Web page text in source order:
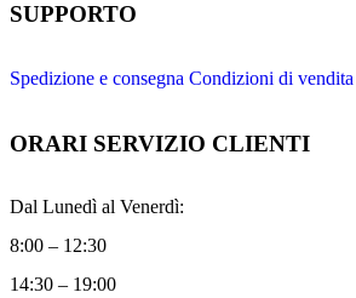
SUPPORTO
Spedizione e consegna Condizioni di vendita
ORARI SERVIZIO CLIENTI
Dal Lunedì al Venerdì:
8:00 – 12:30
14:30 – 19:00